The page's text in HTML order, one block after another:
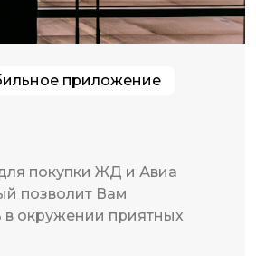
приложение
покупки ЖД и Авиа
позволит Вам
в окружении приятных